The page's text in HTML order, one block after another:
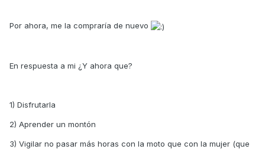
Por ahora, me la compraría de nuevo
En respuesta a mi ¿Y ahora que?
1) Disfrutarla
2) Aprender un montón
3) Vigilar no pasar más horas con la moto que con la mujer (que